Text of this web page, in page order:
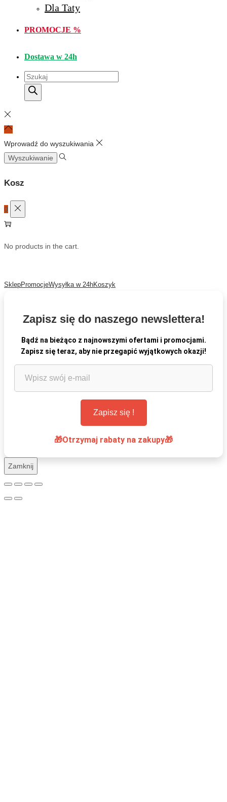
Dla Taty
PROMOCJE %
Dostawa w 24h
Wyszukiwarka
produktów
Wprowadź do wyszukiwania
Szukaj:
Kosz
0
No products in the cart.
SklepPromocjeWysyłka w 24hKoszyk
Zapisz się do naszego newslettera!
Bądź na bieżąco z najnowszymi ofertami i promocjami.
Zapisz się teraz, aby nie przegapić wyjątkowych okazji!
🎁Otrzymaj rabaty na zakupy🎁
Zamknij